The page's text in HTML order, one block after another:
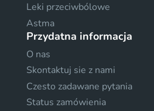
Leki przeciwbólowe
Astma
Przydatna informacja
O nas
Skontaktuj sie z nami
Czesto zadawane pytania
Status zamówienia